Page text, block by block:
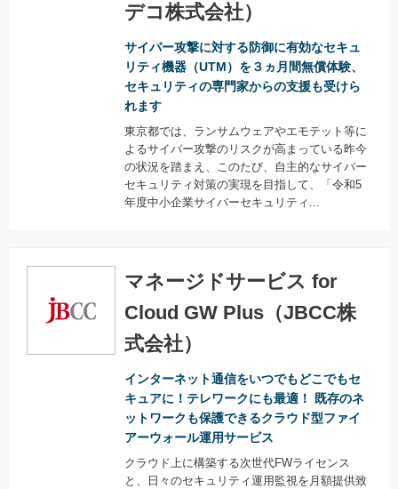
デコ株式会社）
サイバー攻撃に対する防御に有効なセキュ
リティ機器（UTM）を３ヵ月間無償体験、
セキュリティの専門家からの支援も受けら
れます
東京都では、ランサムウェアやエモテット等に
よるサイバー攻撃のリスクが高まっている昨今
の状況を踏まえ、このたび、自主的なサイバー
セキュリティ対策の実現を目指して、「令和5
年度中小企業サイバーセキュリティ...
マネージドサービス for
Cloud GW Plus（JBCC株
式会社）
インターネット通信をいつでもどこでもセ
キュアに！テレワークにも最適！ 既存のネ
ットワークも保護できるクラウド型ファイ
アーウォール運用サービス
クラウド上に構築する次世代FWライセンス
と、日々のセキュリティ運用監視を月額提供致